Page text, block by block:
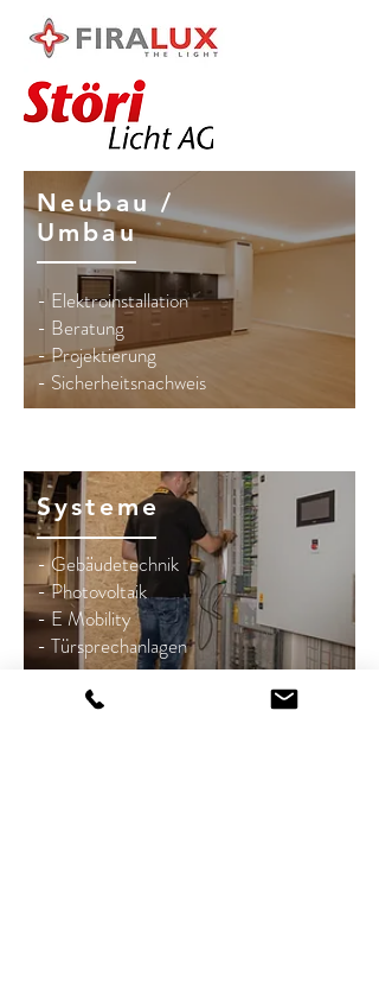
Neubau /
Umbau
- Elektroinstallation
- Beratung
- Projektierung
- Sicherheitsnachweis
Systeme
- Gebäudetechnik
- Photovoltaik
- E Mobility
- Türsprechanlagen